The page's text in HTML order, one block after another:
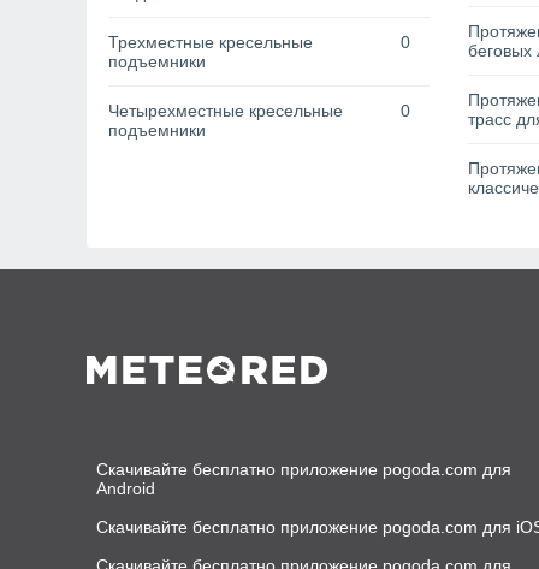
Трехместные кресельные
подъемники
0
Четырехместные кресельные
подъемники
0
трасс
Скачивайте бесплатно приложение pogoda.com для
Android
Скачивайте бесплатно приложение pogoda.com для